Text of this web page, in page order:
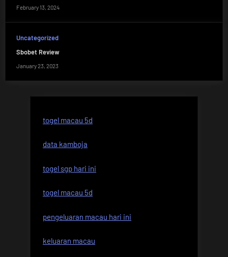
February 13, 2024
Uncategorized
Sbobet Review
January 23, 2023
togel macau 5d
data kamboja
togel sgp hari ini
togel macau 5d
pengeluaran macau hari ini
keluaran macau